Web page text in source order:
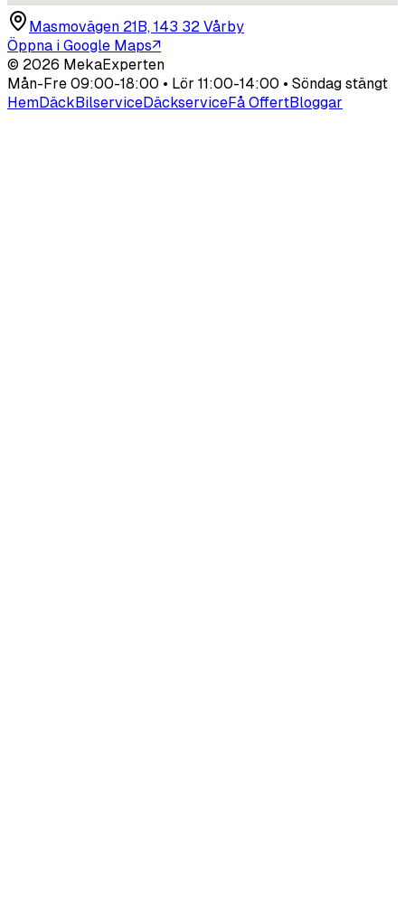
Masmovägen 21B, 143 32 Vårby
Öppna i Google Maps↗
© 2026 MekaExperten
Mån-Fre 09:00-18:00 • Lör 11:00-14:00 • Söndag stängt
HemDäckBilserviceDäckserviceFå OffertBloggar